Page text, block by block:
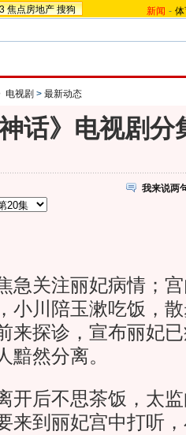
焦点房地产 搜狗 新闻 -
电视剧 > 最新动态
话》电视剧分
我来说两
关注丽妃病情；宫
小川陪玉漱吃饭，
探诊，宣布丽妃已
黯然分离。
后不思茶饭，太监
来到丽妃宫中打听